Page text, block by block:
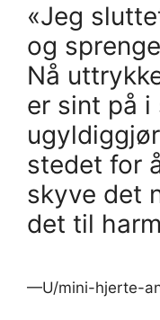
«Jeg
og
Nå
er sint på i
stedet for
skyve det
det til
—U/mini-hjerte-